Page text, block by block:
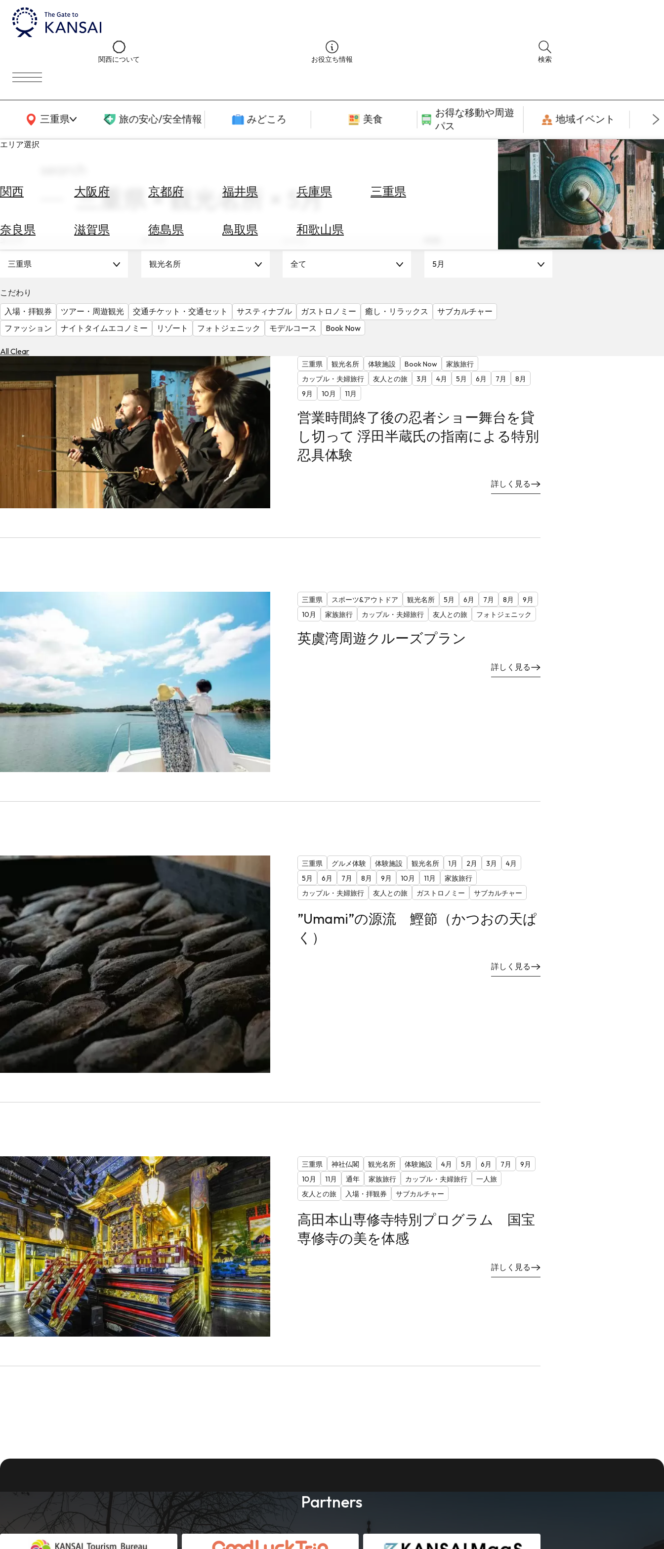
関西について お役立ち情報 検索
三重県
関西広域MAP 旅の安心/安全情報 みどころ 美食
お得な移動や周遊
パス
地域イベント
エリア選択
関西 大阪府 京都府 福井県 兵庫県 三重県
奈良県 滋賀県 徳島県 鳥取県 和歌山県
ホ
す
替
を
調
べ
天
を
る
三重県 × 観光名所 × 5月
三重県 観光名所 全て 5月
こだわり
入場・拝観券
ツアー・周遊観光 交通チケット・交通セット サスティナブル ガストロノミー 癒し・リラックス
サブカルチャー
ファッション
ナイトタイムエコノミー リゾート フォトジェニック モデルコース Book Now
All Clear
三重県 観光名所 体験施設 Book Now
家族旅行
カップル・夫婦旅行
友人との旅 3月 4月 5月 6月 7月
8月
9月
10月 11月
営業時間終了後の忍者ショー舞台を貸
し切って 浮田半蔵氏の指南による特別
忍具体験
詳しく見る
三重県 スポーツ&アウトドア 観光名所 5月 6月 7月 8月
9月
10月
家族旅行 カップル・夫婦旅行 友人との旅 フォトジェニック
英虞湾周遊クルーズプラン
詳しく見る
三重県 グルメ体験 体験施設 観光名所 1月 2月 3月
4月
5月
6月 7月 8月 9月 10月 11月
家族旅行
カップル・夫婦旅行
友人との旅 ガストロノミー サブカルチャー
”Umami”の源流 鰹節（かつおの天ぱ
く）
詳しく見る
三重県 神社仏閣 観光名所 体験施設 4月 5月 6月 7月
9月
10月
11月 通年 家族旅行 カップル・夫婦旅行
一人旅
友人との旅
入場・拝観券 サブカルチャー
高田本山専修寺特別プログラム 国宝
専修寺の美を体感
詳しく見る
Partners